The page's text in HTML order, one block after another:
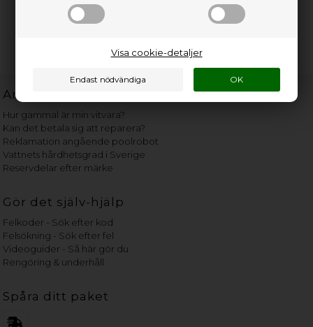
Visa cookie-detaljer
Användbara länkar
Hur gammal är min vitvara?
Kan det betala sig att reparera?
Reklamation angående poolrobot
Vattnets hårdhetsgrad i Sverige
Reservdelar efter märke
Gör det själv-hjälp
Felkoder - Sök efter kod
Felsökning - Sök efter fel
Videoguider - Så här gör du
Rengöring & underhåll
Spåra ditt paket